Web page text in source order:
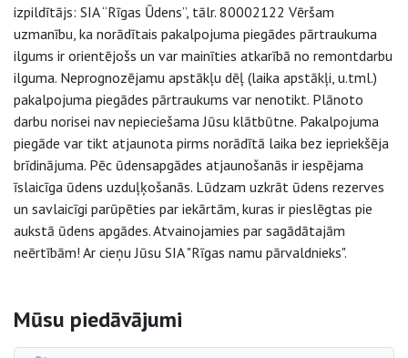
izpildītājs: SIA “Rīgas Ūdens”, tālr. 80002122 Vēršam
uzmanību, ka norādītais pakalpojuma piegādes pārtraukuma
ilgums ir orientējošs un var mainīties atkarībā no remontdarbu
ilguma. Neprognozējamu apstākļu dēļ (laika apstākļi, u.tml.)
pakalpojuma piegādes pārtraukums var nenotikt. Plānoto
darbu norisei nav nepieciešama Jūsu klātbūtne. Pakalpojuma
piegāde var tikt atjaunota pirms norādītā laika bez iepriekšēja
brīdinājuma. Pēc ūdensapgādes atjaunošanās ir iespējama
īslaicīga ūdens uzduļķošanās. Lūdzam uzkrāt ūdens rezerves
un savlaicīgi parūpēties par iekārtām, kuras ir pieslēgtas pie
aukstā ūdens apgādes. Atvainojamies par sagādātajām
neērtībām! Ar cieņu Jūsu SIA "Rīgas namu pārvaldnieks".
Sāna navigācija
Mūsu piedāvājumi